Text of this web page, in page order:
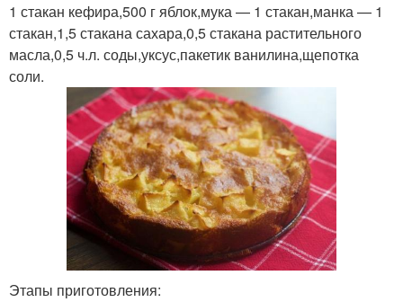
1 стакан кефира,500 г яблок,мука — 1 стакан,манка — 1
стакан,1,5 стакана сахара,0,5 стакана растительного
масла,0,5 ч.л. соды,уксус,пакетик ванилина,щепотка
соли.
Этапы приготовления: